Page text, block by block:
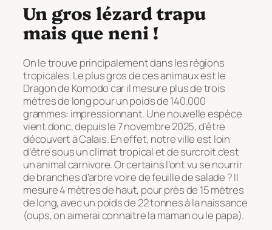
Un gros lézard trapu
mais que neni !
On le trouve principalement dans les régions
tropicales. Le plus gros de ces animaux est le
Dragon de Komodo car il mesure plus de trois
mètres de long pour un poids de 140.000
grammes: impressionnant. Une nouvelle espèce
vient donc, depuis le 7 novembre 2025, d’être
découvert à Calais. En effet, notre ville est loin
d’être sous un climat tropical et de surcroit c’est
un animal carnivore. Or certains l’ont vu se nourrir
de branches d’arbre voire de feuille de salade ? Il
mesure 4 mètres de haut, pour près de 15 mètres
de long, avec un poids de 22 tonnes à la naissance
(oups, on aimerai connaitre la maman ou le papa).